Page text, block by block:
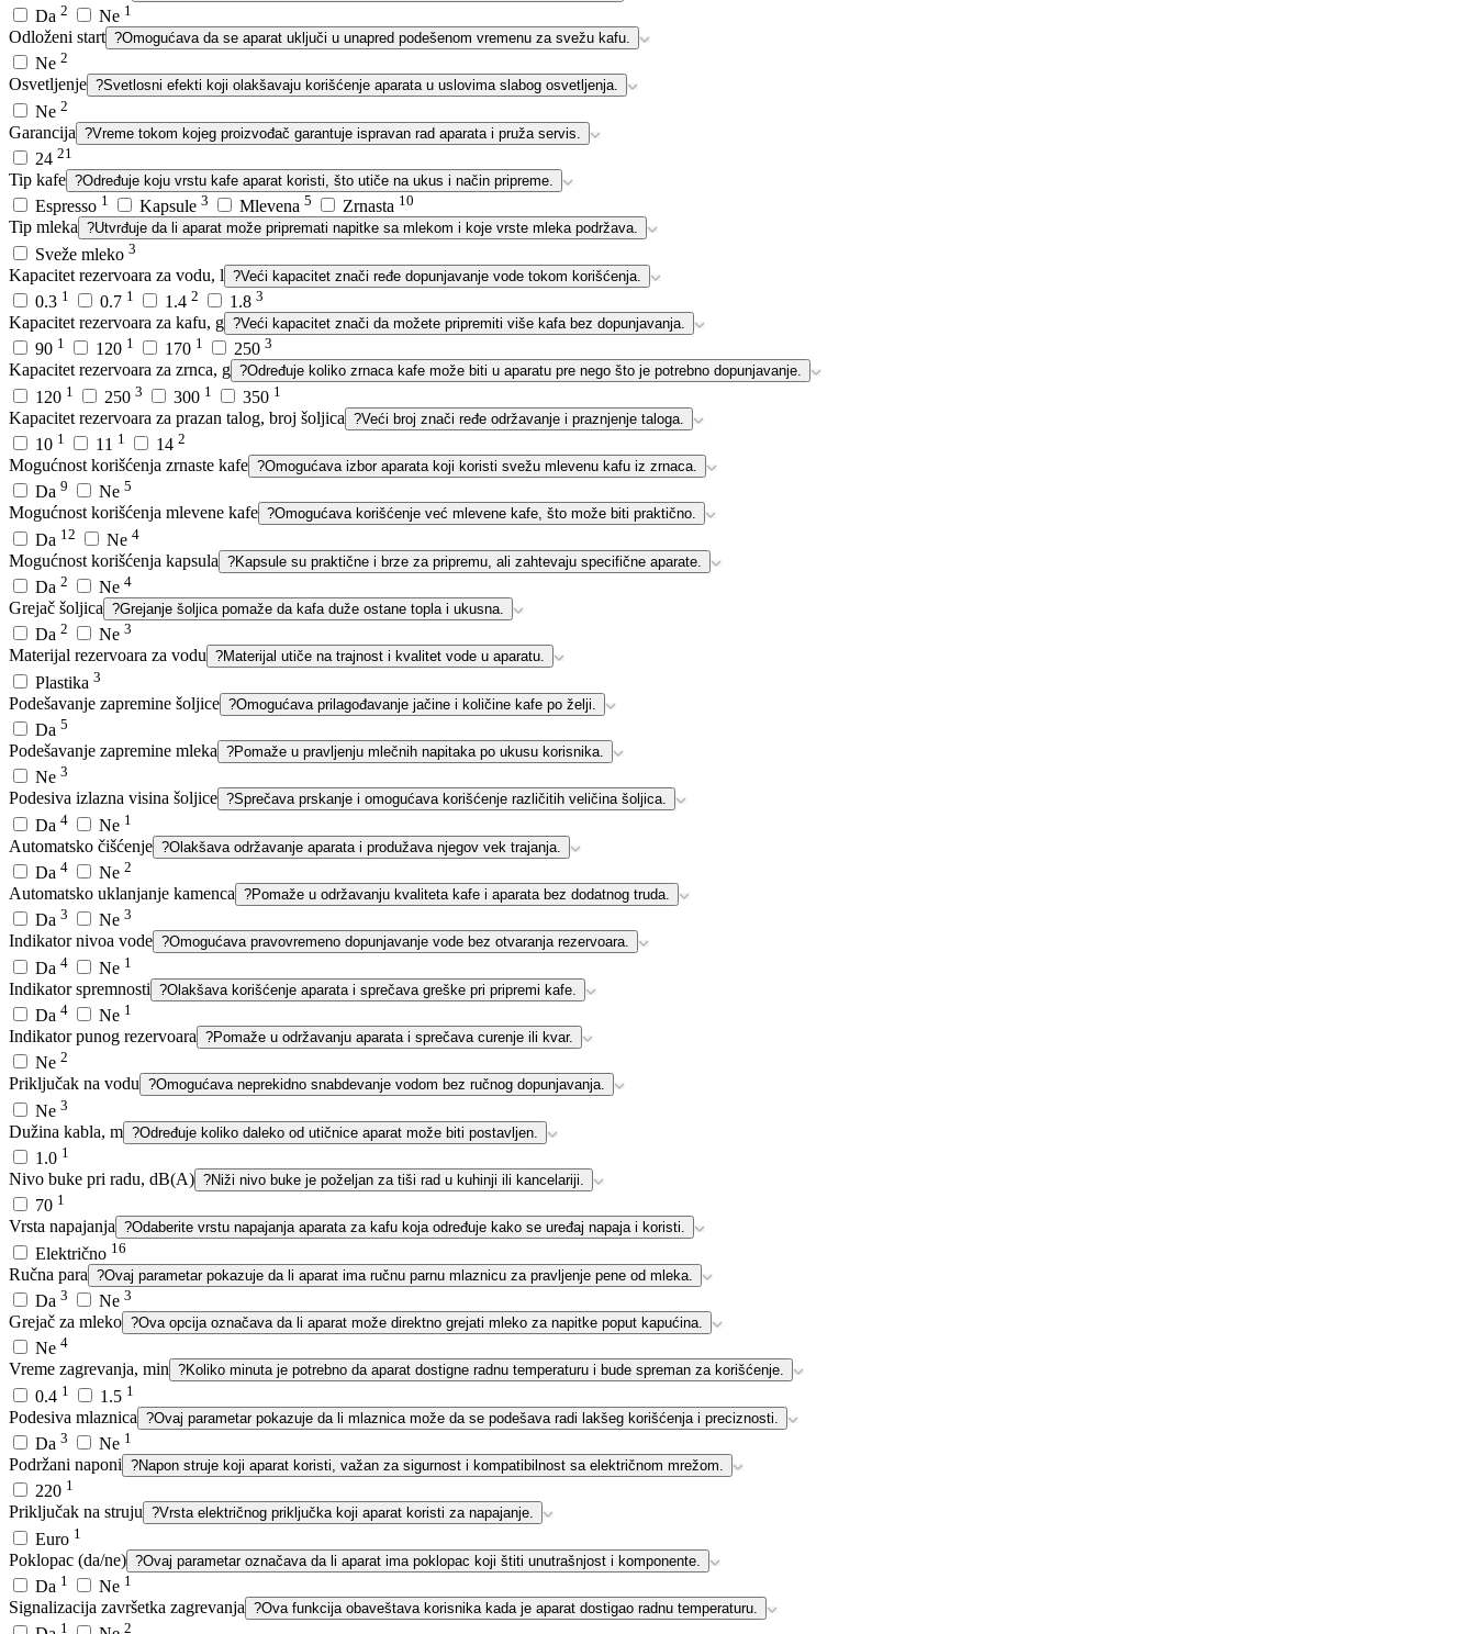
Da 2 Ne 1
Odloženi start ?Omogućava da se aparat uključi u unapred podešenom vremenu za svežu kafu.
Ne 2
Osvetljenje ?Svetlosni efekti koji olakšavaju korišćenje aparata u uslovima slabog osvetljenja.
Ne 2
Garancija ?Vreme tokom kojeg proizvođač garantuje ispravan rad aparata i pruža servis.
24 21
Tip kafe ?Određuje koju vrstu kafe aparat koristi, što utiče na ukus i način pripreme.
Espresso 1 Kapsule 3 Mlevena 5 Zrnasta 10
Tip mleka ?Utvrđuje da li aparat može pripremati napitke sa mlekom i koje vrste mleka podržava.
Sveže mleko 3
Kapacitet rezervoara za vodu, l ?Veći kapacitet znači ređe dopunjavanje vode tokom korišćenja.
0.3 1 0.7 1 1.4 2 1.8 3
Kapacitet rezervoara za kafu, g ?Veći kapacitet znači da možete pripremiti više kafa bez dopunjavanja.
90 1 120 1 170 1 250 3
Kapacitet rezervoara za zrnca, g ?Određuje koliko zrnaca kafe može biti u aparatu pre nego što je potrebno dopunjavanje.
120 1 250 3 300 1 350 1
Kapacitet rezervoara za prazan talog, broj šoljica ?Veći broj znači ređe održavanje i praznjenje taloga.
10 1 11 1 14 2
Mogućnost korišćenja zrnaste kafe ?Omogućava izbor aparata koji koristi svežu mlevenu kafu iz zrnaca.
Da 9 Ne 5
Mogućnost korišćenja mlevene kafe ?Omogućava korišćenje već mlevene kafe, što može biti praktično.
Da 12 Ne 4
Mogućnost korišćenja kapsula ?Kapsule su praktične i brze za pripremu, ali zahtevaju specifične aparate.
Da 2 Ne 4
Grejač šoljica ?Grejanje šoljica pomaže da kafa duže ostane topla i ukusna.
Da 2 Ne 3
Materijal rezervoara za vodu ?Materijal utiče na trajnost i kvalitet vode u aparatu.
Plastika 3
Podešavanje zapremine šoljice ?Omogućava prilagođavanje jačine i količine kafe po želji.
Da 5
Podešavanje zapremine mleka ?Pomaže u pravljenju mlečnih napitaka po ukusu korisnika.
Ne 3
Podesiva izlazna visina šoljice ?Sprečava prskanje i omogućava korišćenje različitih veličina šoljica.
Da 4 Ne 1
Automatsko čišćenje ?Olakšava održavanje aparata i produžava njegov vek trajanja.
Da 4 Ne 2
Automatsko uklanjanje kamenca ?Pomaže u održavanju kvaliteta kafe i aparata bez dodatnog truda.
Da 3 Ne 3
Indikator nivoa vode ?Omogućava pravovremeno dopunjavanje vode bez otvaranja rezervoara.
Da 4 Ne 1
Indikator spremnosti ?Olakšava korišćenje aparata i sprečava greške pri pripremi kafe.
Da 4 Ne 1
Indikator punog rezervoara ?Pomaže u održavanju aparata i sprečava curenje ili kvar.
Ne 2
Priključak na vodu ?Omogućava neprekidno snabdevanje vodom bez ručnog dopunjavanja.
Ne 3
Dužina kabla, m ?Određuje koliko daleko od utičnice aparat može biti postavljen.
1.0 1
Nivo buke pri radu, dB(A) ?Niži nivo buke je poželjan za tiši rad u kuhinji ili kancelariji.
70 1
Vrsta napajanja ?Odaberite vrstu napajanja aparata za kafu koja određuje kako se uređaj napaja i koristi.
Električno 16
Ručna para ?Ovaj parametar pokazuje da li aparat ima ručnu parnu mlaznicu za pravljenje pene od mleka.
Da 3 Ne 3
Grejač za mleko ?Ova opcija označava da li aparat može direktno grejati mleko za napitke poput kapućina.
Ne 4
Vreme zagrevanja, min ?Koliko minuta je potrebno da aparat dostigne radnu temperaturu i bude spreman za korišćenje.
0.4 1 1.5 1
Podesiva mlaznica ?Ovaj parametar pokazuje da li mlaznica može da se podešava radi lakšeg korišćenja i preciznosti.
Da 3 Ne 1
Podržani naponi ?Napon struje koji aparat koristi, važan za sigurnost i kompatibilnost sa električnom mrežom.
220 1
Priključak na struju ?Vrsta električnog priključka koji aparat koristi za napajanje.
Euro 1
Poklopac (da/ne) ?Ovaj parametar označava da li aparat ima poklopac koji štiti unutrašnjost i komponente.
Da 1 Ne 1
Signalizacija završetka zagrevanja ?Ova funkcija obaveštava korisnika kada je aparat dostigao radnu temperaturu.
1 2